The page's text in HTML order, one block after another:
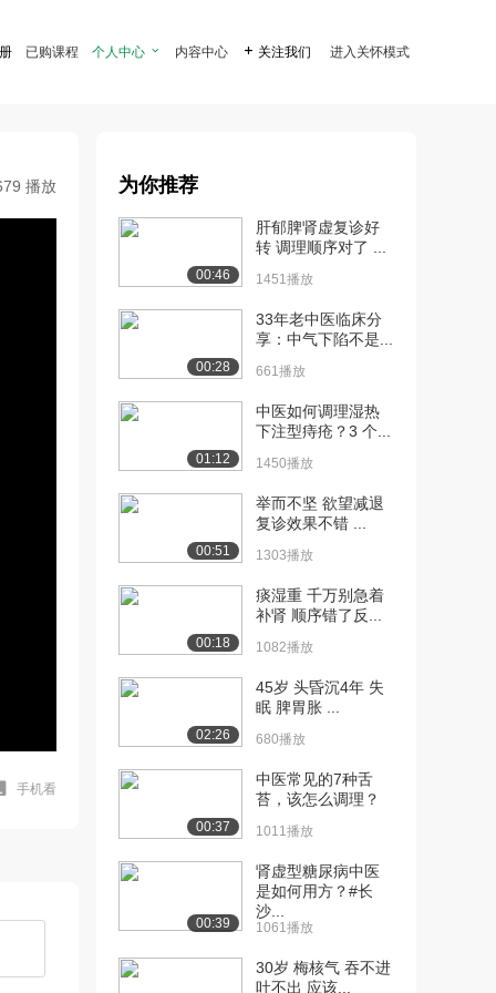
已购课程 个人中心  内容中心  关注我们 进入关怀模式
播放
手机看
为你推荐
00:46
肝郁脾肾虚复诊好
转 调理顺序对了 ...
1451播放
00:28
33年老中医临床分
享：中气下陷不是...
661播放
01:12
中医如何调理湿热
下注型痔疮？3 个...
1450播放
00:51
举而不坚 欲望减退
复诊效果不错 ...
1303播放
00:18
痰湿重 千万别急着
补肾 顺序错了反...
1082播放
02:26
45岁 头昏沉4年 失
眠 脾胃胀 ...
680播放
00:37
中医常见的7种舌
苔，该怎么调理？
1011播放
00:39
肾虚型糖尿病中医
是如何用方？#长
沙...
1061播放
30岁 梅核气 吞不进
吐不出 应该...